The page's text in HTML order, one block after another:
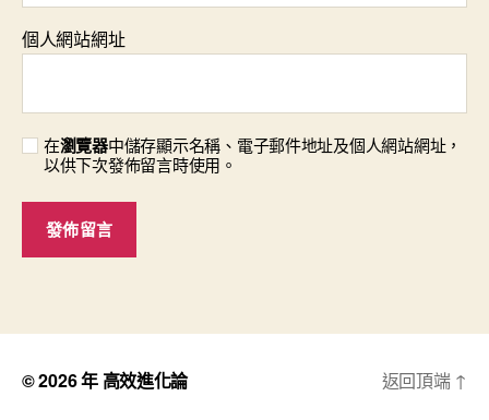
個人網站網址
在瀏覽器中儲存顯示名稱、電子郵件地址及個人網站網址，
以供下次發佈留言時使用。
© 2026 年 高效進化論 返回頂端 ↑